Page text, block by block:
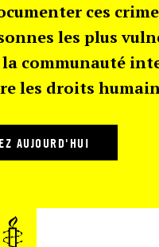
ces
les plus
communauté
les droits
AUJOURD'HUI